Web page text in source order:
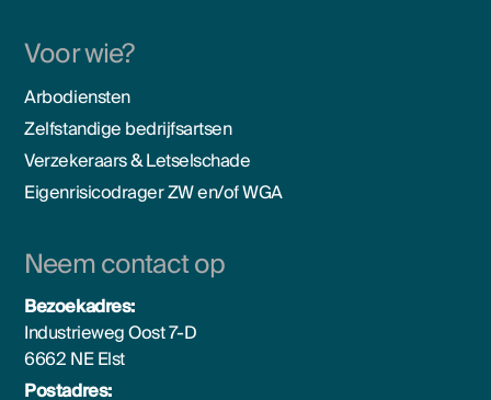
Neem contact op
Bezoekadres:
Industrieweg Oost 7-D
6662 NE Elst
Postadres:
Voor wie?
Arbodiensten
Zelfstandige bedrijfsartsen
Verzekeraars & Letselschade
Eigenrisicodrager ZW en/of WGA